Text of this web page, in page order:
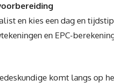
en kies een dag en
en EPC-
komt langs op